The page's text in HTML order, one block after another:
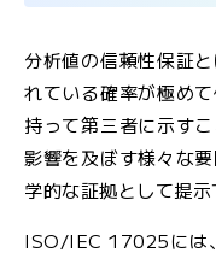
分析値の信頼性保証
れている確率が極め
持って第三者に示す
影響を及ぼす様々な
学的な証拠として提示
ISO/IEC 17025には